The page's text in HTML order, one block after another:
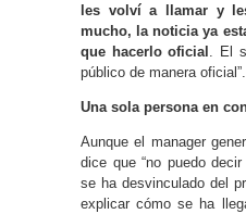
les volví a llamar y
mucho, la noticia ya
que hacerlo oficial
. El
público de manera oficial”.
Una sola persona en
Aunque el manager
dice que “no puedo
se ha desvinculado del
explicar cómo se ha